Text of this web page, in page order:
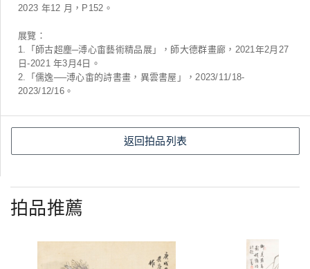
2023 年12 月，P152。
展覽：
1.「師古超塵─溥心畬藝術精品展」，師大德群畫廊，2021年2月27
日-2021 年3月4日。
2.「儒逸──溥心畬的詩書畫，異雲書屋」，2023/11/18-
2023/12/16。
返回拍品列表
拍品推薦